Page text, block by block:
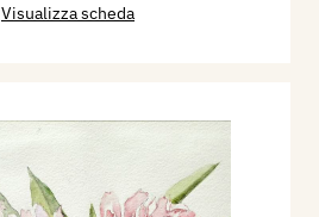
Visualizza scheda